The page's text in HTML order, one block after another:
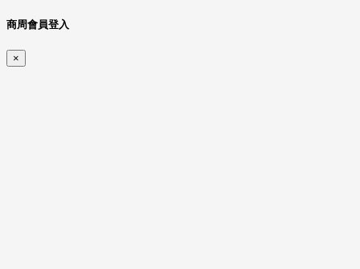
商周會員登入
×